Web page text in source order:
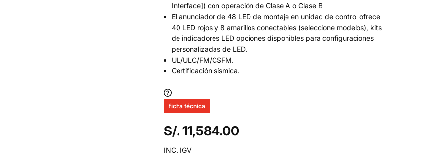
Interface]) con operación de Clase A o Clase B
El anunciador de 48 LED de montaje en unidad de control ofrece
40 LED rojos y 8 amarillos conectables (seleccione modelos), kits
de indicadores LED opciones disponibles para configuraciones
personalizadas de LED.
UL/ULC/FM/CSFM.
Certificación sísmica.
ficha técnica
S/. 11,584.00
INC. IGV